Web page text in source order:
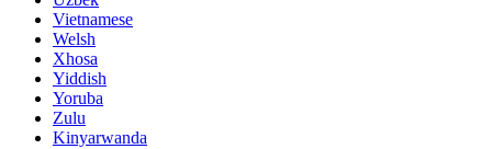
Vietnamese
Welsh
Xhosa
Yiddish
Yoruba
Zulu
Kinyarwanda